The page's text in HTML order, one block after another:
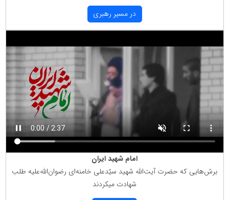
در مسیر رهبری
امام شهید ایران
برش‌هایی كه حضرت آیت‌الله شهید سیّدعلی خامنه‌ای رضوان‌الله‌علیه طلب
شهادت میكردند